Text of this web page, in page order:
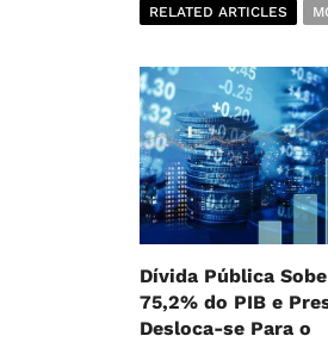
RELATED ARTICLES
Dívida Pública
75,2% do PIB e
Desloca-se Para o